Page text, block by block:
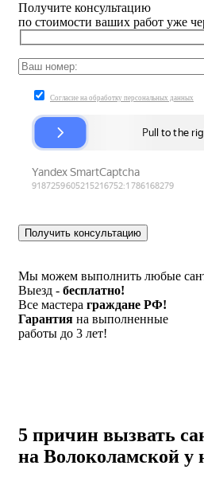
Получите консультацию
по стоимости ваших работ уже
Согласие на обработку персональных данных
Мы можем выполнить любые
Выезд - бесплатно!
Все мастера граждане РФ!
Гарантия на выполненные
работы до 3 лет!
5 причин вызвать
на Волоколамской у